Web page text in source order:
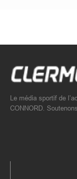
Le média sportif de
CONNORD.